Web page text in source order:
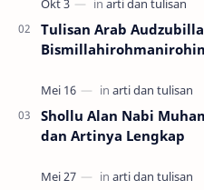
Tulisan Arab
Shollu Alan Nabi
dan Artinya Lengkap